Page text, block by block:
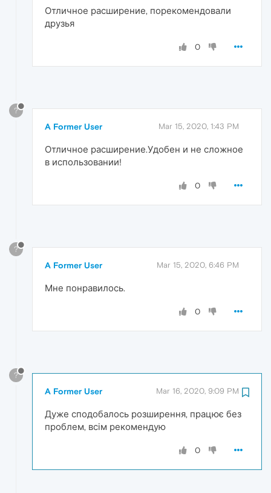
Отличное расширение, порекомендовали
друзья
0
?
A Former User Mar 15, 2020, 1:43 PM
Отличное расширение.Удобен и не сложное
в использовании!
0
?
A Former User Mar 15, 2020, 6:46 PM
Мне понравилось.
0
?
A Former User Mar 16, 2020, 9:09 PM
Дуже сподобалось розширення, працює без
проблем, всім рекомендую
0